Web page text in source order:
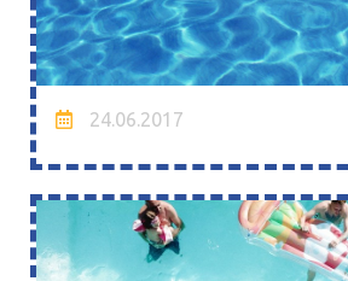
24.06.2017